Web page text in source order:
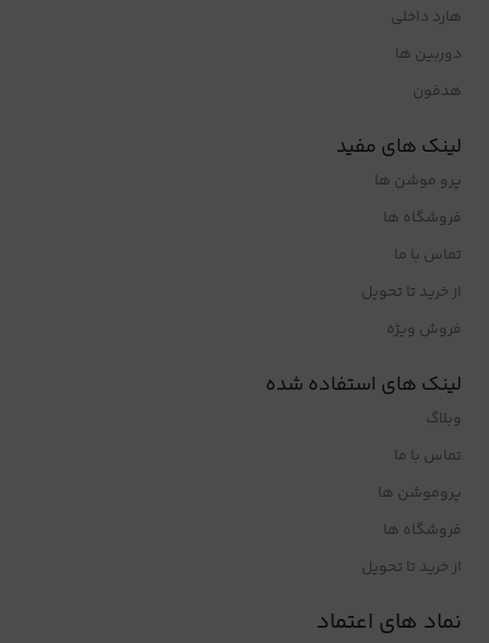
هارد داخلی
دوربین ها
هدفون
لینک های مفید
پرو موشن ها
فروشگاه ها
تماس با ما
از خرید تا تحویل
فروش ویژه
لینک های استفاده شده
وبلاگ
تماس با ما
پروموشن ها
فروشگاه ها
از خرید تا تحویل
نماد های اعتماد